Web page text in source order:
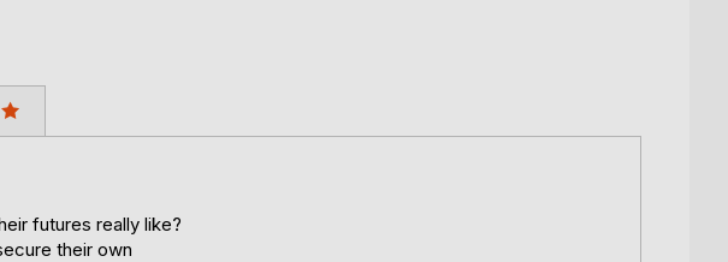
futures really like?
their own